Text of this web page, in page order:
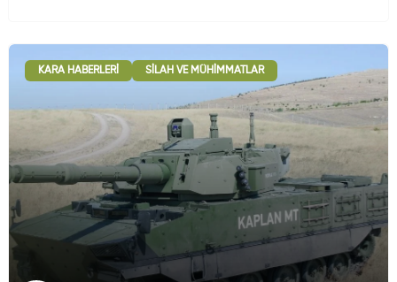
KARA HABERLERI SILAH VE MÜHIMMATLAR